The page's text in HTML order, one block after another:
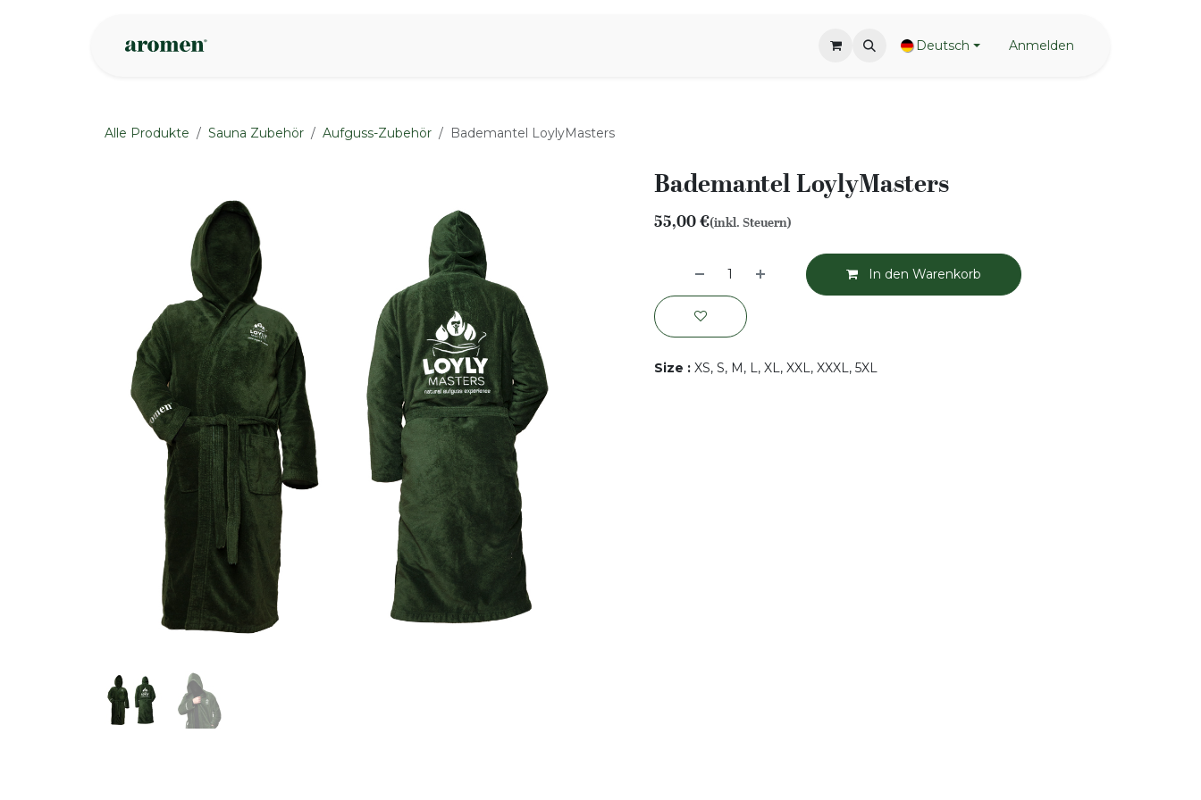
Deutsch Anmelden
Alle Produkte Sauna Zubehör Aufguss-Zubehör Bademantel LoylyMasters
Bademantel LoylyMasters
55,00€(inkl. Steuern)
In den Warenkorb
Size : XS, S, M, L, XL, XXL, XXXL, 5XL